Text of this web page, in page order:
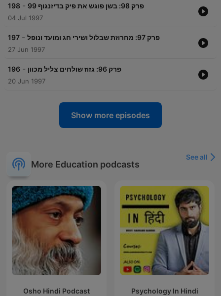
198 - פרק 98: בשן פוגש את פיק בדיזנגוף 99
04 Jul 1997
197 - פרק 97: מחרוזת שבלול ושירי חג ומועד ונופל
27 Jun 1997
196 - פרק 96: גזוז שולחים צליל מכוון
20 Jun 1997
Show more episodes
More Education podcasts
See all
Osho Hindi Podcast Psychology In Hindi